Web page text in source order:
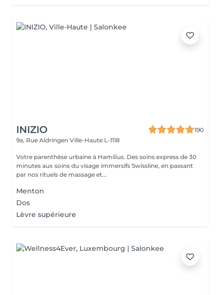
INIZIO
190
9a, Rue Aldringen Ville-Haute L-1118
Votre parenthèse urbaine à Hamilius. Des soins express de 30
minutes aux soins du visage immersifs Swissline, en passant
par nos rituels de massage et...
Menton
Dos
Lèvre supérieure